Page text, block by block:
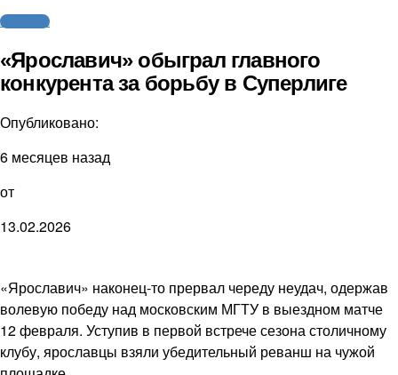
Волейбол
«Ярославич» обыграл главного
конкурента за борьбу в Суперлиге
Опубликовано:
6 месяцев назад
от
13.02.2026
«Ярославич» наконец-то прервал череду неудач, одержав
волевую победу над московским МГТУ в выездном матче
12 февраля. Уступив в первой встрече сезона столичному
клубу, ярославцы взяли убедительный реванш на чужой